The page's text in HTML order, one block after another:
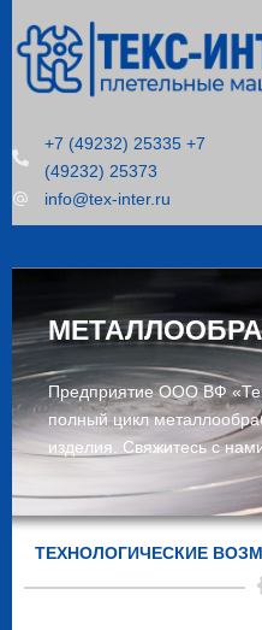
+7 (49232) 25335 +7
(49232) 25373
info@tex-inter.ru
Предприятие ООО ВФ
полный цикл
изделия.
Свяжитесь с
ТЕХНОЛОГИЧЕСКИЕ